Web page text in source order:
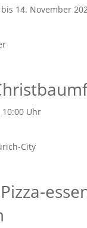
14. November
10:00 Uhr
City